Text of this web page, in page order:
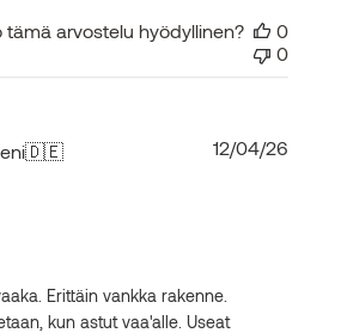
tämä arvostelu hyödyllinen?
0
0
🇩🇪
Erittäin vankka rakenne.
kun astut vaa'alle. Useat
12/04/26